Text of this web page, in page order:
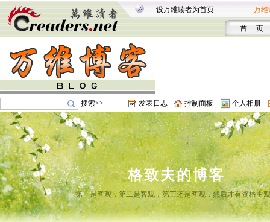
设万维读者为首页 万维
首 页
搜索>> 发表日志 控制面板 个人相册
格致夫的博客
第一是客观，第二是客观，第三还是客观，然后才有资格主